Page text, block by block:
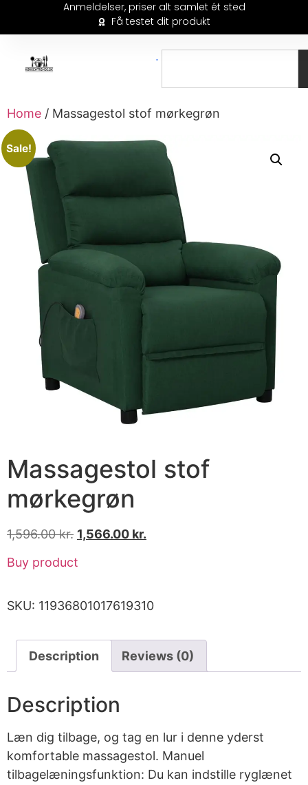
Anmeldelser, priser alt samlet ét sted
Få testet dit produkt
Home / Massagestol stof mørkegrøn
Sale!
Massagestol stof
mørkegrøn
1,596.00kr. 1,566.00 kr.
Buy product
SKU: 11936801017619310
Description Reviews (0)
Description
Læn dig tilbage, og tag en lur i denne yderst
komfortable massagestol. Manuel
tilbagelæningsfunktion: Du kan indstille ryglænet